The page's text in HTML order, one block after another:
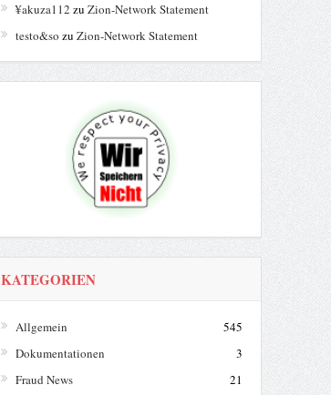
¥akuza112 zu Zion-Network Statement
testo&so zu Zion-Network Statement
KATEGORIEN
Allgemein
545
Dokumentationen
3
Fraud News
21